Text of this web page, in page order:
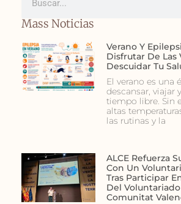
Mass Noticias
Verano Y
Disfrutar De Las
Descuidar Tu
El verano es una
descansar, viajar
tiempo libre. Sin
altas
las rutinas y la
ALCE Refuerza
Con Un
Tras Participar
Del
Comunitat